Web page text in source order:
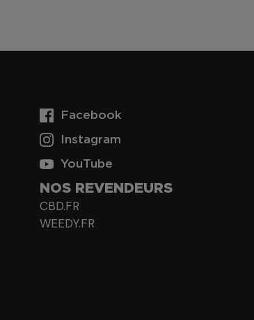
Facebook
Instagram
YouTube
NOS REVENDEURS
CBD.FR
WEEDY.FR